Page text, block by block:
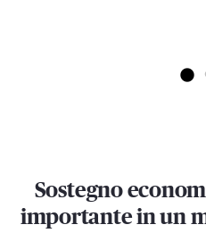
Sostegno
importante in un